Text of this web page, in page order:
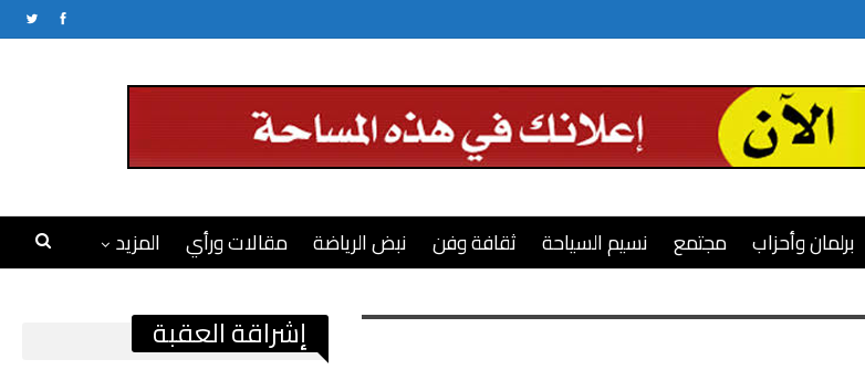
برلمان وأحزاب مجتمع نسيم السياحة ثقافة وفن نبض الرياضة مقالات ورأي المزيد
إشراقة العقبة